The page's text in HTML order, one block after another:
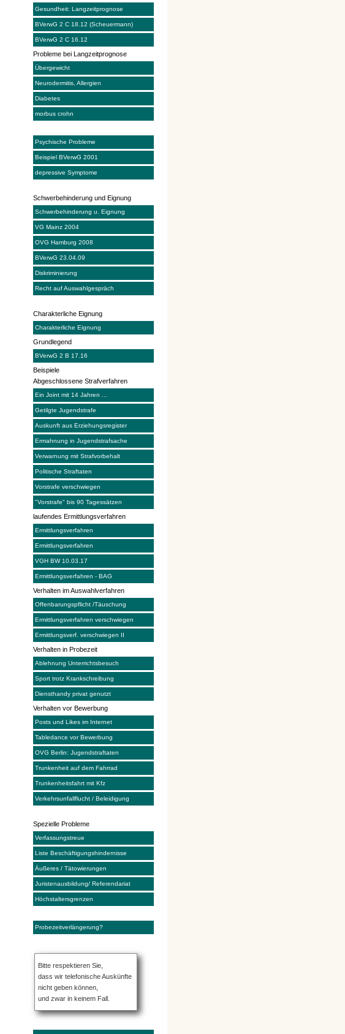
Gesundheit: Langzeitprognose
BVerwG 2 C 18.12 (Scheuermann)
BVerwG 2 C 16.12
Probleme bei Langzeitprognose
Übergewicht
Neurodermitis, Allergien
Diabetes
morbus crohn
Psychische Probleme
Beispiel BVerwG 2001
depressive Symptome
Schwerbehinderung und Eignung
Schwerbehinderung u. Eignung
VG Mainz 2004
OVG Hamburg 2008
BVerwG 23.04.09
Diskriminierung
Recht auf Auswahlgespräch
Charakterliche Eignung
Charakterliche Eignung
Grundlegend
BVerwG 2 B 17.16
Beispiele
Abgeschlossene Strafverfahren
Ein Joint mit 14 Jahren ...
Getilgte Jugendstrafe
Auskunft aus Erziehungsregister
Ermahnung in Jugendstrafsache
Verwarnung mit Strafvorbehalt
Politische Straftaten
Vorstrafe verschwiegen
"Vorstrafe" bis 90 Tagessätzen
laufendes Ermittlungsverfahren
Ermittlungsverfahren
Ermittlungsverfahren
VGH BW 10.03.17
Ermittlungsverfahren - BAG
Verhalten im Auswahlverfahren
Offenbarungspflicht /Täuschung
Ermittlungsverfahren verschwiegen
Ermittlungsverf. verschwiegen II
Verhalten in Probezeit
Ablehnung Unterrichtsbesuch
Sport trotz Krankschreibung
Diensthandy privat genutzt
Verhalten vor Bewerbung
Posts und Likes im Internet
Tabledance vor Bewerbung
OVG Berlin: Jugendstraftaten
Trunkenheit auf dem Fahrrad
Trunkenheitsfahrt mit Kfz
Verkehrsunfallflucht / Beleidigung
Spezielle Probleme
Verfassungstreue
Liste Beschäftigungshindernisse
Äußeres / Tätowierungen
Juristenausbildung/ Referendariat
Höchstaltersgrenzen
Probezeitverlängerung?
Bitte respektieren Sie,
dass wir telefonische Auskünfte
nicht geben können,
und zwar in keinem Fall.